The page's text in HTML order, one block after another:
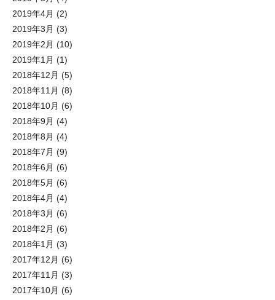
2019年4月 (2)
2019年3月 (3)
2019年2月 (10)
2019年1月 (1)
2018年12月 (5)
2018年11月 (8)
2018年10月 (6)
2018年9月 (4)
2018年8月 (4)
2018年7月 (9)
2018年6月 (6)
2018年5月 (6)
2018年4月 (4)
2018年3月 (6)
2018年2月 (6)
2018年1月 (3)
2017年12月 (6)
2017年11月 (3)
2017年10月 (6)